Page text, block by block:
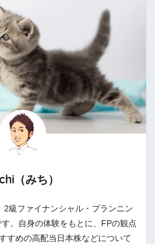
（みち）
級ファイナンシャル・プランニン
。自身の体験をもとに、FPの観点
すめの高配当日本株などについて